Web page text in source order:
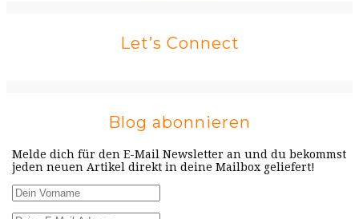
Let’s Connect
Blog abonnieren
Melde dich für den E-Mail Newsletter an und du bekommst
jeden neuen Artikel direkt in deine Mailbox geliefert!